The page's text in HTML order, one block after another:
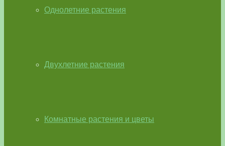
Однолетние растения
Двухлетние растения
Комнатные растения и цветы